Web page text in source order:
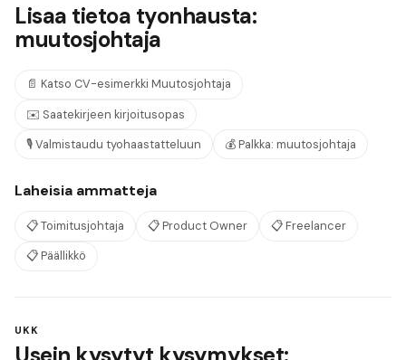
Lisaa tietoa tyonhausta:
muutosjohtaja
📄 Katso CV-esimerkki Muutosjohtaja
✉️ Saatekirjeen kirjoitusopas
🎙️Valmistaudu tyohaastatteluun 💰 Palkka: muutosjohtaja
Laheisia ammatteja
📋Toimitusjohtaja 📋 Product Owner 📋 Freelancer
📋 Päällikkö
UKK